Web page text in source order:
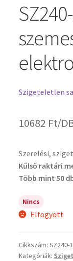
Szigeteletlen
10682 Ft/
Szerelési,
Kűlső raktári
Több mint 50
Nincs
Elfogyott
Cikkszám: SZ240-
Kategóriák: